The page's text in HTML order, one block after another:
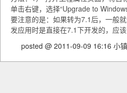
单击右键，选择“Upgrade to
要注意的是：如果转为7.1后，一般
发应用时是直接在7.1下开发的，应
posted @ 2011-09-09 16:16 小镇